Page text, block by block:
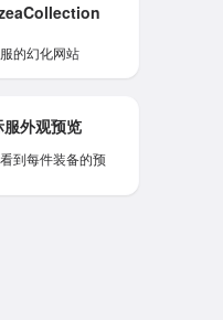
的幻化网站
服外观预览
到每件装备的预